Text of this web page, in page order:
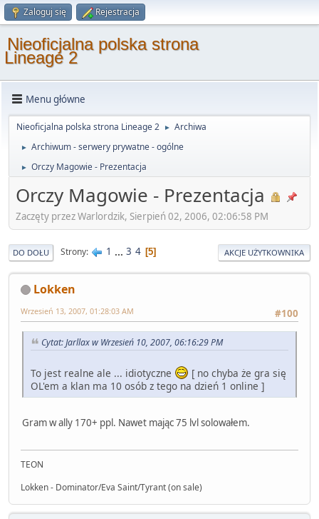
Zaloguj się Rejestracja
Nieoficjalna polska strona
Lineage 2
Menu główne
Nieoficjalna polska strona Lineage 2 ► Archiwa
► Archiwum - serwery prywatne - ogólne
► Orczy Magowie - Prezentacja
Orczy Magowie - Prezentacja
Zaczęty przez Warlordzik, Sierpień 02, 2006, 02:06:58 PM
DO DOŁU Strony 1 ... 3 4 5 AKCJE UŻYTKOWNIKA
Lokken
#100
Wrzesień 13, 2007, 01:28:03 AM
Cytat: Jarllax w Wrzesień 10, 2007, 06:16:29 PM
To jest realne ale ... idiotyczne
[ no chyba że gra się
OL'em a klan ma 10 osób z tego na dzień 1 online ]
Gram w ally 170+ ppl. Nawet mając 75 lvl solowałem.
TEON
Lokken - Dominator/Eva Saint/Tyrant (on sale)